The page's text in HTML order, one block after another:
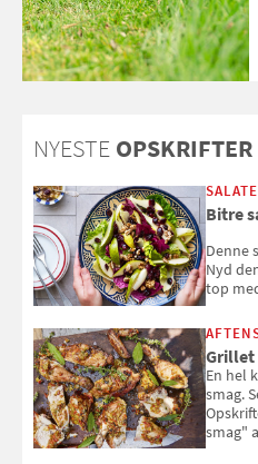
NYESTE OPSKRIFTER
Bitre
Denne
Nyd
top
Louisa
Grillet
En hel
smag.
smag"